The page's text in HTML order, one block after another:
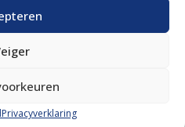
Privacyverklaring